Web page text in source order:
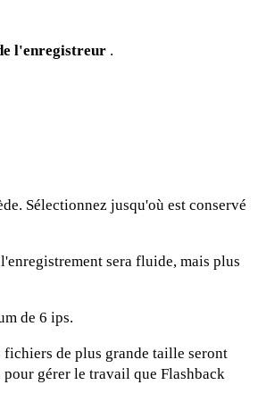
l'enregistreur .
Sélectionnez jusqu'où est conservé
sera fluide, mais plus
de 6 ips.
de plus grande taille seront
pour gérer le travail que Flashback